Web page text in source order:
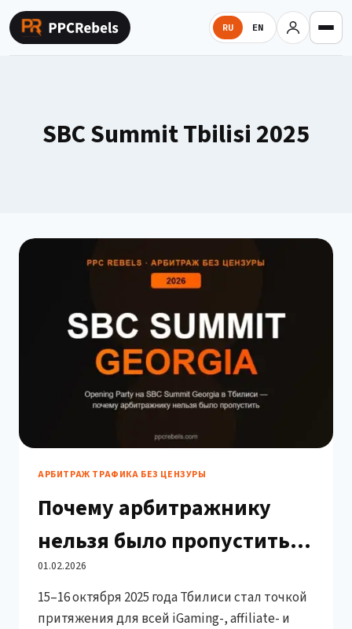
Перейти
содержимому
RU EN
SBC Summit Tbilisi 2025
АРБИТРАЖ ТРАФИКА БЕЗ ЦЕНЗУРЫ
Почему арбитражнику
нельзя было пропустить
Opening Party на SBC
Summit Georgia в Тбилиси
01.02.2026
15–16 октября 2025 года Тбилиси стал точкой
притяжения для всей iGaming-, affiliate- и